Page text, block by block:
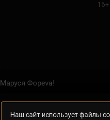
16+
Маруся Фоpeva!
Наш сайт использует файлы